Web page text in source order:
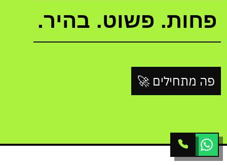
פחות. פשוט. בהיר.
פה מתחילים 🚀